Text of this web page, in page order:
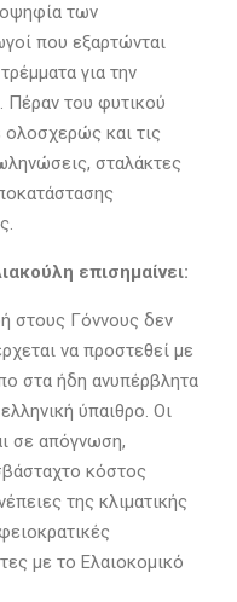
των
που εξαρτώνται
για την
Πέραν του φυτικού
και τις
σταλάκτες
επισημαίνει:
στους Γόννους δεν
να προστεθεί με
στα ήδη ανυπέρβλητα
ύπαιθρο. Οι
σε απόγνωση,
κόστος
της κλιματικής
με το Ελαιοκομικό